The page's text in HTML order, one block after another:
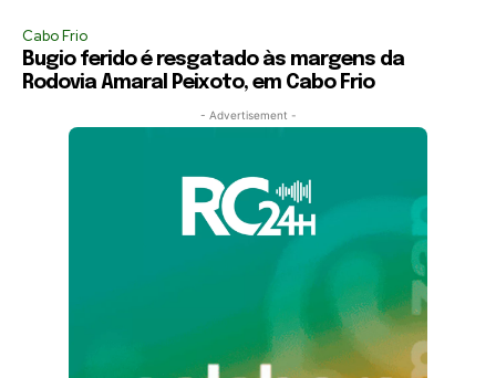
Cabo Frio
Bugio ferido é resgatado às margens da
Rodovia Amaral Peixoto, em Cabo Frio
- Advertisement -